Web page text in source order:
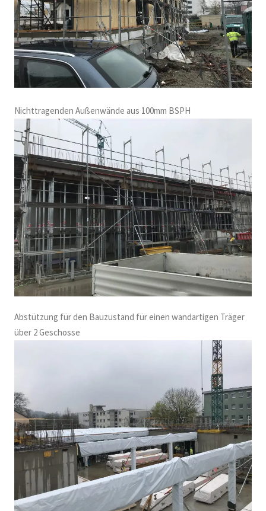
Nichttragenden Außenwände aus 100mm BSPH
Abstützung für den Bauzustand für einen wandartigen Träger
über 2 Geschosse